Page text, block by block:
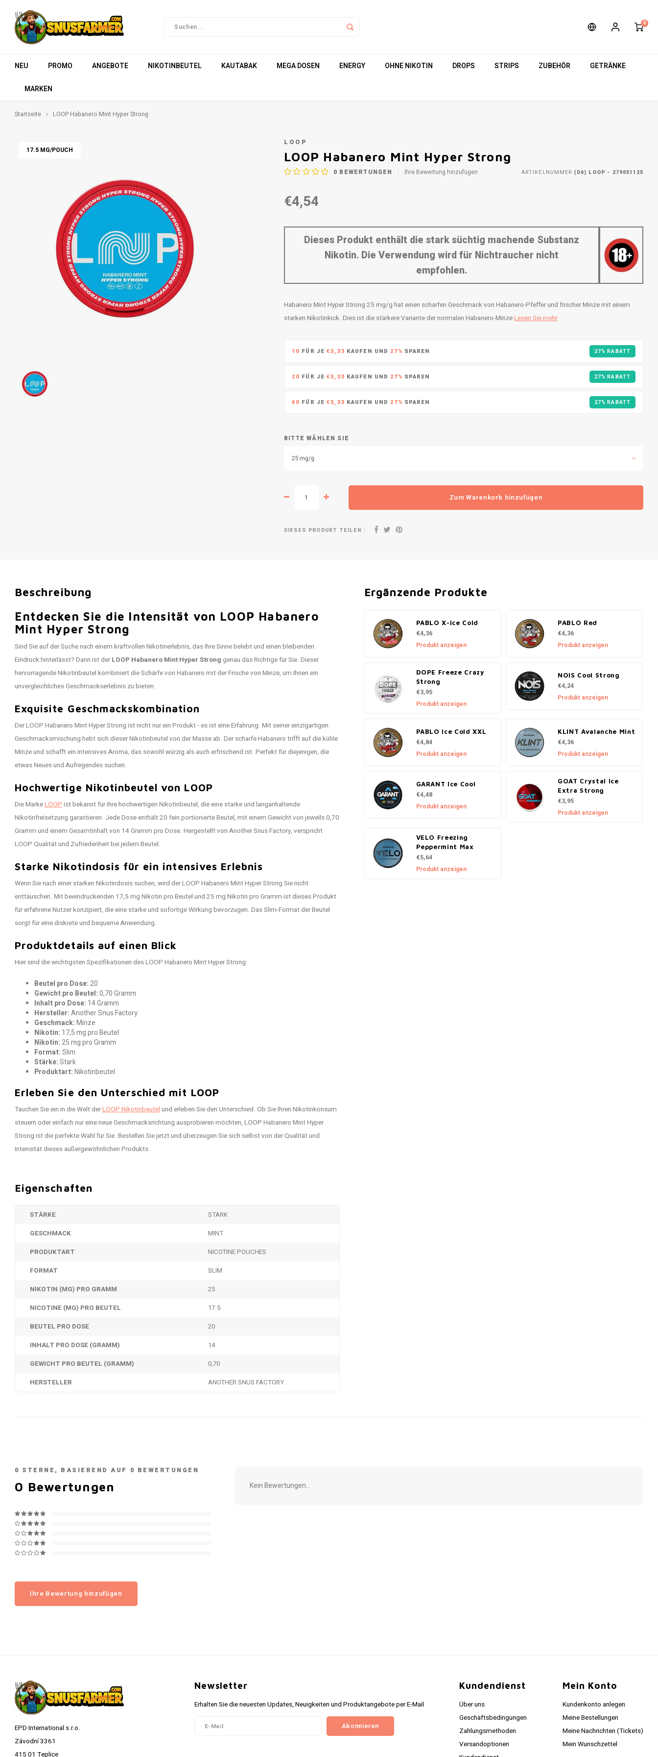
0
NEU PROMO ANGEBOTE NIKOTINBEUTEL KAUTABAK MEGA DOSEN ENERGY OHNE NIKOTIN DROPS STRIPS ZUBEHÖR GETRÄNKE
MARKEN
Startseite LOOP Habanero Mint Hyper Strong
17.5 MG/POUCH
LOOP
LOOP Habanero Mint Hyper Strong
0 BEWERTUNGEN Ihre Bewertung hinzufügen ARTIKELNUMMER (D6) LOOP - 279051125
€4,54
Dieses Produkt enthält die stark süchtig machende Substanz
Nikotin. Die Verwendung wird für Nichtraucher nicht
empfohlen.
Habanero Mint Hyper Strong 25 mg/g hat einen scharfen Geschmack von Habanero-Pfeffer und frischer Minze mit einem
starken Nikotinkick. Dies ist die stärkere Variante der normalen Habanero-MinzeLesen Sie mehr
10 FÜR JE€3,33 KAUFEN UND 27% SPAREN 27% RABATT
20 FÜR JE€3,33 KAUFEN UND 27% SPAREN 27% RABATT
40 FÜR JE€3,33 KAUFEN UND 27% SPAREN 27% RABATT
BITTE WÄHLEN SIE
25 mg/g
Zum Warenkorb hinzufügen
DIESES PRODUKT TEILEN :
Beschreibung
Entdecken Sie die Intensität von LOOP Habanero
Mint Hyper Strong
Sind Sie auf der Suche nach einem kraftvollen Nikotinerlebnis, das Ihre Sinne belebt und einen bleibenden
Eindruck hinterlässt? Dann ist derLOOP Habanero Mint Hyper Strong genau das Richtige für Sie. Dieser
hervorragende Nikotinbeutel kombiniert die Schärfe von Habanero mit der Frische von Minze, um Ihnen ein
unvergleichliches Geschmackserlebnis zu bieten.
Exquisite Geschmackskombination
Der LOOP Habanero Mint Hyper Strong ist nicht nur ein Produkt - es ist eine Erfahrung. Mit seiner einzigartigen
Geschmacksmischung hebt sich dieser Nikotinbeutel von der Masse ab. Der scharfe Habanero trifft auf die kühle
Minze und schafft ein intensives Aroma, das sowohl würzig als auch erfrischend ist. Perfekt für diejenigen, die
etwas Neues und Aufregendes suchen.
Hochwertige Nikotinbeutel von LOOP
Die MarkeLOOPist bekannt für ihre hochwertigen Nikotinbeutel, die eine starke und langanhaltende
Nikotinfreisetzung garantieren. Jede Dose enthält 20 fein portionierte Beutel, mit einem Gewicht von jeweils 0,70
Gramm und einem Gesamtinhalt von 14 Gramm pro Dose. Hergestellt von Another Snus Factory, verspricht
LOOP Qualität und Zufriedenheit bei jedem Beutel.
Starke Nikotindosis für ein intensives Erlebnis
Wenn Sie nach einer starken Nikotindosis suchen, wird der LOOP Habanero Mint Hyper Strong Sie nicht
enttäuschen. Mit beeindruckenden 17,5 mg Nikotin pro Beutel und 25 mg Nikotin pro Gramm ist dieses Produkt
für erfahrene Nutzer konzipiert, die eine starke und sofortige Wirkung bevorzugen. Das Slim-Format der Beutel
sorgt für eine diskrete und bequeme Anwendung.
Produktdetails auf einen Blick
Hier sind die wichtigsten Spezifikationen des LOOP Habanero Mint Hyper Strong:
Beutel pro Dose:20
Gewicht pro Beutel:0,70 Gramm
Inhalt pro Dose: 14 Gramm
Hersteller:Another Snus Factory
Geschmack:Minze
Nikotin: 17,5 mg pro Beutel
Nikotin:25 mg pro Gramm
Format:Slim
Stärke:Stark
Produktart:Nikotinbeutel
Erleben Sie den Unterschied mit LOOP
Tauchen Sie ein in die Welt derLOOP Nikotinbeutelund erleben Sie den Unterschied. Ob Sie Ihren Nikotinkonsum
steuern oder einfach nur eine neue Geschmacksrichtung ausprobieren möchten, LOOP Habanero Mint Hyper
Strong ist die perfekte Wahl für Sie. Bestellen Sie jetzt und überzeugen Sie sich selbst von der Qualität und
Intensität dieses außergewöhnlichen Produkts.
Eigenschaften
STÄRKE
STARK
GESCHMACK
MINT
PRODUKTART
NICOTINE POUCHES
FORMAT
SLIM
NIKOTIN (MG) PRO GRAMM
25
NICOTINE (MG) PRO BEUTEL
17.5
BEUTEL PRO DOSE
20
INHALT PRO DOSE (GRAMM)
14
GEWICHT PRO BEUTEL (GRAMM)
0,70
HERSTELLER
ANOTHER SNUS FACTORY
Ergänzende Produkte
PABLO X-Ice Cold
€4,36
Produkt anzeigen
PABLO Red
€4,36
Produkt anzeigen
DOPE Freeze Crazy
Strong
€3,95
Produkt anzeigen
NOIS Cool Strong
€4,24
Produkt anzeigen
PABLO Ice Cold XXL
€4,84
Produkt anzeigen
KLINT Avalanche Mint
€4,36
Produkt anzeigen
GARANT Ice Cool
€4,48
Produkt anzeigen
GOAT Crystal Ice
Extra Strong
€3,95
Produkt anzeigen
VELO Freezing
Peppermint Max
€5,64
Produkt anzeigen
0 STERNE, BASIEREND AUF 0 BEWERTUNGEN
0 Bewertungen
Ihre Bewertung hinzufügen
Kein Bewertungen...
EPD International s.r.o.
Závodní 3361
415 01 Teplice
Newsletter
Erhalten Sie die neuesten Updates, Neuigkeiten und Produktangebote per E-Mail
Abonnieren
Kundendienst
Über uns
Geschäftsbedingungen
Zahlungsmethoden
Versandoptionen
Mein Konto
Kundenkonto anlegen
Meine Bestellungen
Meine Nachrichten (Tickets)
Mein Wunschzettel